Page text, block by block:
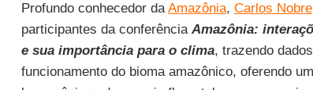
Profundo conhecedor daAmazônia, Carlos Nobre
participantes da conferência Amazônia:
e sua importância para o clima, trazendo
funcionamento do bioma amazônico, oferendo